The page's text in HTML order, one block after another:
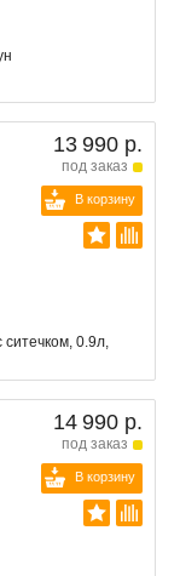
13 990 р.
под заказ
В корзину
0.9л,
14 990 р.
под заказ
В корзину